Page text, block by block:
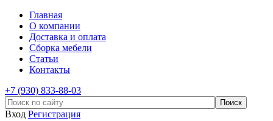
Главная
О компании
Доставка и оплата
Сборка мебели
Статьи
Контакты
+7 (930) 833-88-03
Вход Регистрация